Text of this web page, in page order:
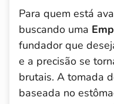
Para quem está
buscando uma
fundador que
e a precisão se
brutais. A tomada
baseada no